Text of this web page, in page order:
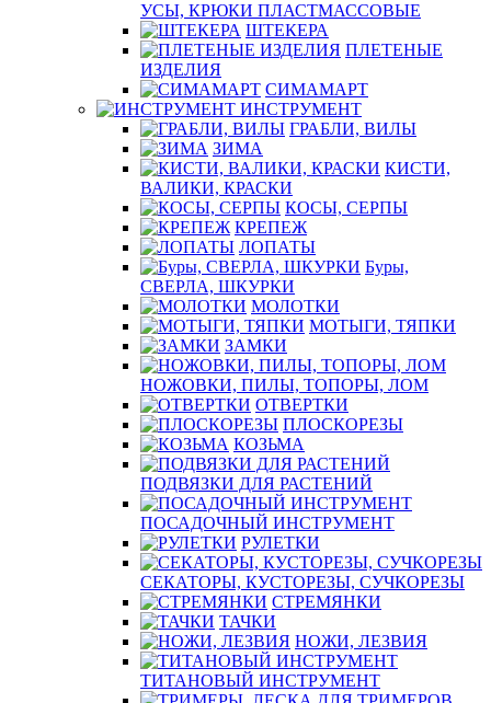
УСЫ, КРЮКИ ПЛАСТМАССОВЫЕ
ШТЕКЕРА
ПЛЕТЕНЫЕ
ИЗДЕЛИЯ
СИМАМАРТ
ИНСТРУМЕНТ
ГРАБЛИ, ВИЛЫ
ЗИМА
КИСТИ,
ВАЛИКИ, КРАСКИ
КОСЫ, СЕРПЫ
КРЕПЕЖ
ЛОПАТЫ
Буры,
СВЕРЛА, ШКУРКИ
МОЛОТКИ
МОТЫГИ, ТЯПКИ
ЗАМКИ
НОЖОВКИ, ПИЛЫ, ТОПОРЫ, ЛОМ
ОТВЕРТКИ
ПЛОСКОРЕЗЫ
КОЗЬМА
ПОДВЯЗКИ ДЛЯ РАСТЕНИЙ
ПОСАДОЧНЫЙ ИНСТРУМЕНТ
РУЛЕТКИ
СЕКАТОРЫ, КУСТОРЕЗЫ, СУЧКОРЕЗЫ
СТРЕМЯНКИ
ТАЧКИ
НОЖИ, ЛЕЗВИЯ
ТИТАНОВЫЙ ИНСТРУМЕНТ